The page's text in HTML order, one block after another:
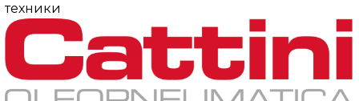
техники